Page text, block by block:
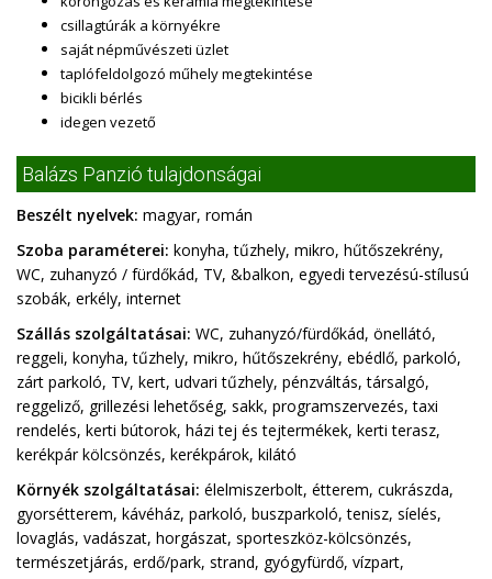
csillagtúrák a környékre
saját népművészeti üzlet
taplófeldolgozó műhely megtekintése
bicikli bérlés
idegen vezető
Balázs Panzió tulajdonságai
Beszélt nyelvek: magyar, román
Szoba paraméterei: konyha, tűzhely, mikro, hűtőszekrény,
WC, zuhanyzó / fürdőkád, TV, &balkon, egyedi tervezésú-stílusú
szobák, erkély, internet
Szállás szolgáltatásai: WC, zuhanyzó/fürdőkád, önellátó,
reggeli, konyha, tűzhely, mikro, hűtőszekrény, ebédlő, parkoló,
zárt parkoló, TV, kert, udvari tűzhely, pénzváltás, társalgó,
reggeliző, grillezési lehetőség, sakk, programszervezés, taxi
rendelés, kerti bútorok, házi tej és tejtermékek, kerti terasz,
kerékpár kölcsönzés, kerékpárok, kilátó
Környék szolgáltatásai: élelmiszerbolt, étterem, cukrászda,
gyorsétterem, kávéház, parkoló, buszparkoló, tenisz, síelés,
lovaglás, vadászat, horgászat, sporteszköz-kölcsönzés,
természetjárás, erdő/park, strand, gyógyfürdő, vízpart,